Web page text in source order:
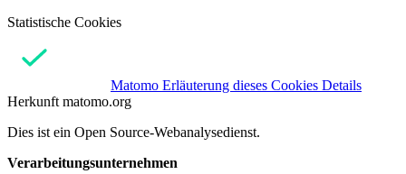
Statistische Cookies
Matomo Erläuterung dieses Cookies Details
Herkunft matomo.org
Dies ist ein Open Source-Webanalysedienst.
Verarbeitungsunternehmen